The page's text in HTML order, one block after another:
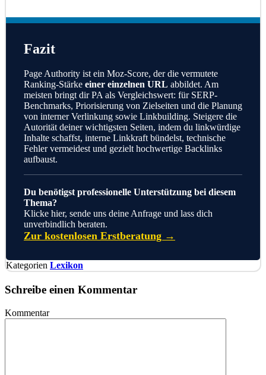
Fazit
Page Authority ist ein Moz-Score, der die vermutete
Ranking-Stärke einer einzelnen URL abbildet. Am
meisten bringt dir PA als Vergleichswert: für SERP-
Benchmarks, Priorisierung von Zielseiten und die Planung
von interner Verlinkung sowie Linkbuilding. Steigere die
Autorität deiner wichtigsten Seiten, indem du linkwürdige
Inhalte schaffst, interne Linkkraft bündelst, technische
Fehler vermeidest und gezielt hochwertige Backlinks
aufbaust.
Du benötigst professionelle Unterstützung bei diesem
Thema?
Klicke hier, sende uns deine Anfrage und lass dich
unverbindlich beraten.
Zur kostenlosen Erstberatung →
Kategorien Lexikon
Schreibe einen Kommentar
Kommentar